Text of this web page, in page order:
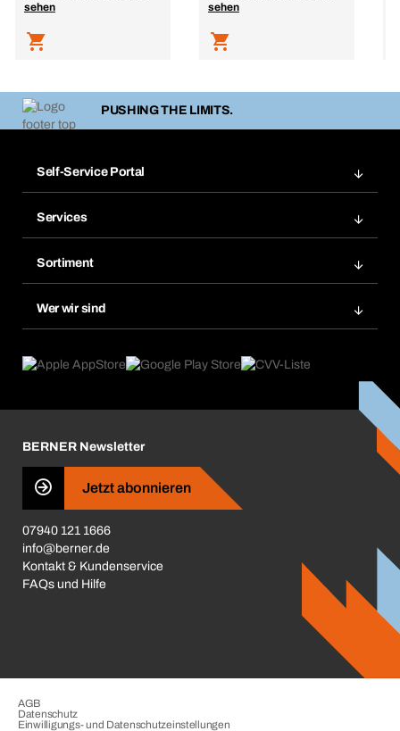
sehen
sehen
PUSHING THE LIMITS.
Self-Service Portal
Merklisten
Nachbestellungen
Dauerauftrag
Services
Chemical Safety Management
eProcurement
Produktfinder
Sortiment
Aktionsübersicht
Wer wir sind
Was uns antreibt
Business Conduct
BERNER Newsletter
Jetzt abonnieren
07940 121 1666
info@berner.de
Kontakt & Kundenservice
FAQs und Hilfe
AGB
Datenschutz
Einwilligungs- und Datenschutzeinstellungen